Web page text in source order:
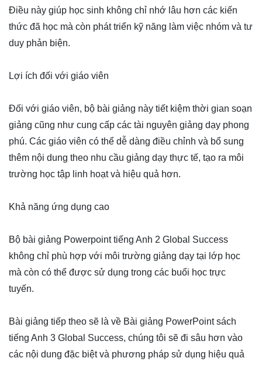
Điều này giúp học sinh không chỉ nhớ lâu hơn các kiến
thức đã học mà còn phát triển kỹ năng làm việc nhóm và tư
duy phản biện.
Lợi ích đối với giáo viên
Đối với giáo viên, bộ bài giảng này tiết kiệm thời gian soạn
giảng cũng như cung cấp các tài nguyên giảng dạy phong
phú. Các giáo viên có thể dễ dàng điều chỉnh và bổ sung
thêm nội dung theo nhu cầu giảng dạy thực tế, tạo ra môi
trường học tập linh hoạt và hiệu quả hơn.
Khả năng ứng dụng cao
Bộ bài giảng Powerpoint tiếng Anh 2 Global Success
không chỉ phù hợp với môi trường giảng dạy tại lớp học
mà còn có thể được sử dụng trong các buổi học trực
tuyến.
Bài giảng tiếp theo sẽ là về Bài giảng PowerPoint sách
tiếng Anh 3 Global Success, chúng tôi sẽ đi sâu hơn vào
các nội dung đặc biệt và phương pháp sử dụng hiệu quả